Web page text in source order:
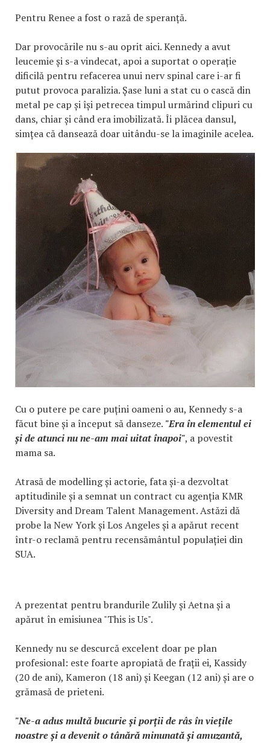
Pentru Renee a fost o rază de speranță.
Dar provocările nu s-au oprit aici. Kennedy a avut
leucemie și s-a vindecat, apoi a suportat o operație
dificilă pentru refacerea unui nerv spinal care i-ar fi
putut provoca paralizia. Șase luni a stat cu o cască din
metal pe cap și își petrecea timpul urmărind clipuri cu
dans, chiar și când era imobilizată. Îi plăcea dansul,
simțea că dansează doar uitându-se la imaginile acelea.
Cu o putere pe care puțini oameni o au, Kennedy s-a
făcut bine și a început să danseze. "Era în elementul ei
și de atunci nu ne-am mai uitat înapoi", a povestit
mama sa.
Atrasă de modelling și actorie, fata și-a dezvoltat
aptitudinile și a semnat un contract cu agenția KMR
Diversity and Dream Talent Management. Astăzi dă
probe la New York și Los Angeles și a apărut recent
într-o reclamă pentru recensământul populației din
SUA.
A prezentat pentru brandurile Zulily și Aetna și a
apărut în emisiunea "This is Us".
Kennedy nu se descurcă excelent doar pe plan
profesional: este foarte apropiată de frații ei, Kassidy
(20 de ani), Kameron (18 ani) și Keegan (12 ani) și are o
grămasă de prieteni.
"Ne-a adus multă bucurie și porții de râs în viețile
noastre și a devenit o tânără minunată și amuzantă,